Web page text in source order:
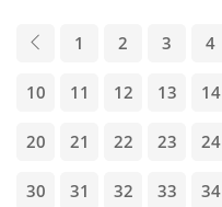
1 2 3 4
10 11 12 13 14
20 21 22 23 24
30 31 32 33 34